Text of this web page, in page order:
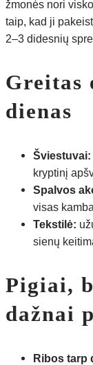
žmonės nori
taip, kad ji
2–3 didesnių
Greitas
dienas
Šviestuvai:
kryptinį
Spalvos
visas
Tekstilė:
sienų
Pigiai,
dažnai
Ribos tarp